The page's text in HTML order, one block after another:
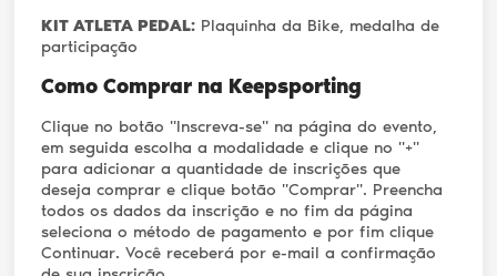
KIT ATLETA PEDAL: Plaquinha da Bike, medalha de
participação
Como Comprar na Keepsporting
Clique no botão "Inscreva-se" na página do evento,
em seguida escolha a modalidade e clique no "+"
para adicionar a quantidade de inscrições que
deseja comprar e clique botão "Comprar". Preencha
todos os dados da inscrição e no fim da página
seleciona o método de pagamento e por fim clique
Continuar. Você receberá por e-mail a confirmação